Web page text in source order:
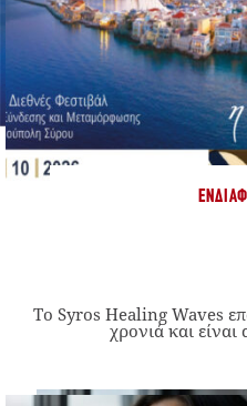
Το Syros Healing Waves
χρονιά και